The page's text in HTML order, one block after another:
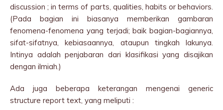
discussion ; in terms of parts, qualities, habits or behaviors.
(Pada bagian ini biasanya memberikan gambaran
fenomena-fenomena yang terjadi; baik bagian-bagiannya,
sifat-sifatnya, kebiasaannya, ataupun tingkah lakunya.
Intinya adalah penjabaran dari klasifikasi yang disajikan
dengan ilmiah.)
Ada juga beberapa keterangan mengenai generic
structure report text, yang meliputi :